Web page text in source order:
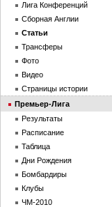
Лига Конференций
Сборная Англии
Статьи
Трансферы
Фото
Видео
Страницы истории
Премьер-Лига
Результаты
Расписание
Таблица
Дни Рождения
Бомбардиры
Клубы
ЧМ-2010